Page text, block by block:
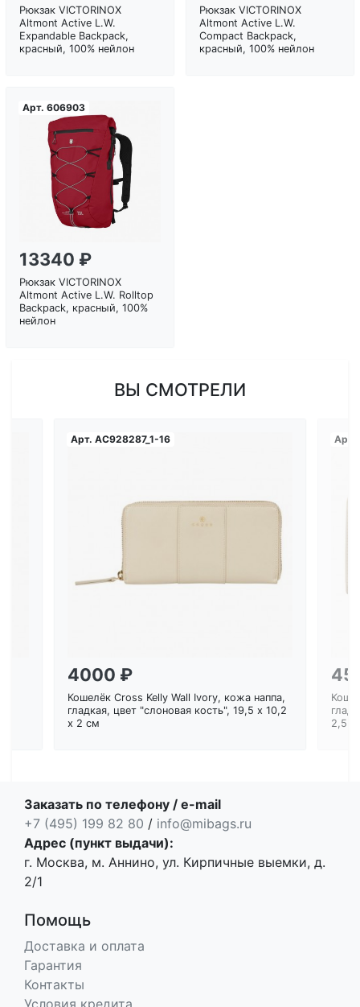
Рюкзак VICTORINOX
Altmont Active L.W.
Expandable Backpack,
красный, 100% нейлон
Рюкзак VICTORINOX
Altmont Active L.W.
Compact Backpack,
красный, 100% нейлон
Арт. 606903
Загрузка...
13340 ₽
Рюкзак VICTORINOX
Altmont Active L.W. Rolltop
Backpack, красный, 100%
нейлон
ВЫ СМОТРЕЛИ
Арт. AC928287_1-16
4000 ₽
Кошелёк Cross Kelly Wall Ivory, кожа наппа,
гладкая, цвет "слоновая кость", 19,5 x 10,2
x 2 см
Арт.
2,5
Заказать по телефону / e-mail
+7 (495) 199 82 80 / info@mibags.ru
Адрес (пункт выдачи):
г. Москва, м. Аннино, ул. Кирпичные выемки, д.
2/1
Помощь
Доставка и оплата
Гарантия
Контакты
Условия кредита